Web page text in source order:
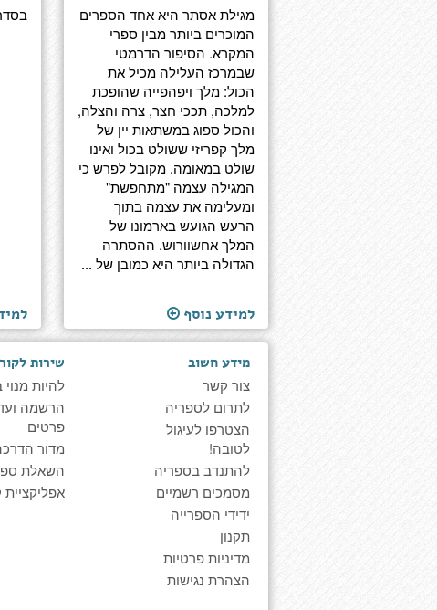
מגילת אסתר היא אחד הספרים
המוכרים ביותר מבין ספרי
המקרא. הסיפור הדרמטי
שבמרכז העלילה מכיל את
הכול: מלך ויפהפייה שהופכת
למלכה, תככי חצר, צרה והצלה,
והכול ספוג במשתאות יין של
מלך קפריזי ששולט בכול ואינו
שולט במאומה. מקובל לפרש כי
המגילה עצמה "מתחפשת"
ומעלימה את עצמה בתוך
הרעש הגועש בארמונו של
המלך אחשוורוש. ההסתרה
הגדולה ביותר היא כמובן של ...
למידע נוסף
מידע חשוב
צור קשר
לתרום לספריה
הצטרפו לעיגול
לטובה!
להתנדב בספריה
מסמכים רשמיים
ידידי הספרייה
תקנון
מדיניות פרטיות
הצהרת נגישות
שירות
להיות
הרשמה
פרטים
מדור
השאלת